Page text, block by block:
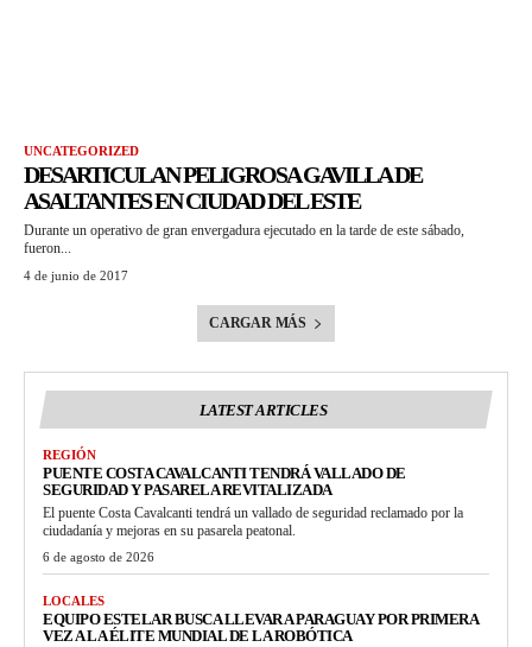
UNCATEGORIZED
DESARTICULAN PELIGROSA GAVILLA DE
ASALTANTES EN CIUDAD DEL ESTE
Durante un operativo de gran envergadura ejecutado en la tarde de este sábado,
fueron...
4 de junio de 2017
CARGAR MÁS
LATEST ARTICLES
REGIÓN
PUENTE COSTA CAVALCANTI TENDRÁ VALLADO DE
SEGURIDAD Y PASARELA REVITALIZADA
El puente Costa Cavalcanti tendrá un vallado de seguridad reclamado por la
ciudadanía y mejoras en su pasarela peatonal.
6 de agosto de 2026
LOCALES
EQUIPO ESTELAR BUSCA LLEVAR A PARAGUAY POR PRIMERA
VEZ A LA ÉLITE MUNDIAL DE LA ROBÓTICA